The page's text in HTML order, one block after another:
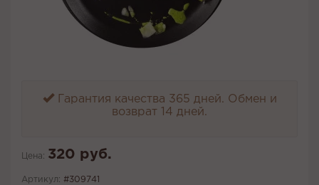
Гарантия качества 365 дней. Обмен и
возврат 14 дней.
Цена: 320 руб.
Артикул: #309741